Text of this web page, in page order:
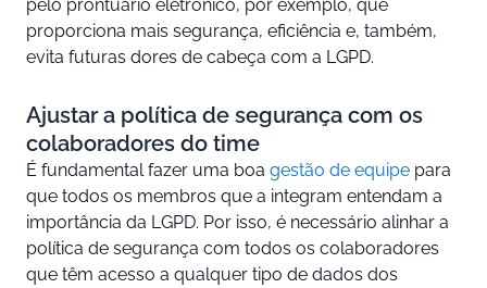
pelo prontuário eletrônico, por exemplo, que
proporciona mais segurança, eficiência e, também,
evita futuras dores de cabeça com a LGPD.
Ajustar a política de segurança com os
colaboradores do time
É fundamental fazer uma boa gestão de equipe para
que todos os membros que a integram entendam a
importância da LGPD. Por isso, é necessário alinhar a
política de segurança com todos os colaboradores
que têm acesso a qualquer tipo de dados dos